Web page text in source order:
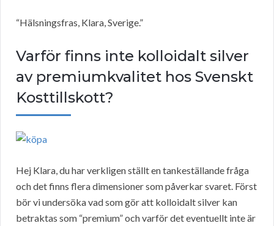
“Hälsningsfras, Klara, Sverige.”
Varför finns inte kolloidalt silver
av premiumkvalitet hos Svenskt
Kosttillskott?
Hej Klara, du har verkligen ställt en tankeställande fråga
och det finns flera dimensioner som påverkar svaret. Först
bör vi undersöka vad som gör att kolloidalt silver kan
betraktas som “premium” och varför det eventuellt inte är